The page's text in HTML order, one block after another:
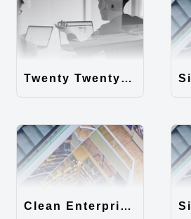
Twenty Twenty-Five 免费的WordPress内容主题
Clean Enterprise主题汉化包